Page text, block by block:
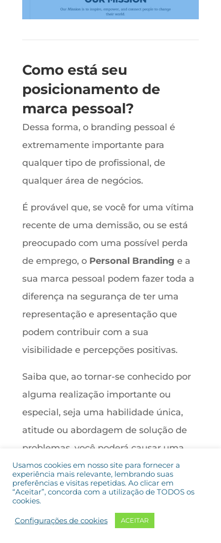
Como está seu
posicionamento de
marca pessoal?
Dessa forma, o branding pessoal é
extremamente importante para
qualquer tipo de profissional, de
qualquer área de negócios.
É provável que, se você for uma vítima
recente de uma demissão, ou se está
preocupado com uma possível perda
de emprego, o Personal Branding e a
sua marca pessoal podem fazer toda a
diferença na segurança de ter uma
representação e apresentação que
podem contribuir com a sua
visibilidade e percepções positivas.
Saiba que, ao tornar-se conhecido por
alguma realização importante ou
especial, seja uma habilidade única,
atitude ou abordagem de solução de
problemas, você poderá causar uma
impressão ainda mais forte para
possíveis empregadores, ou por outro
lado, deixar transparecer ao seu
empregador atual que você pode ser
Usamos cookies em nosso site para fornecer a
experiência mais relevante, lembrando suas
preferências e visitas repetidas. Ao clicar em
“Aceitar”, concorda com a utilização de TODOS os
cookies.
Configurações de cookies ACEITAR